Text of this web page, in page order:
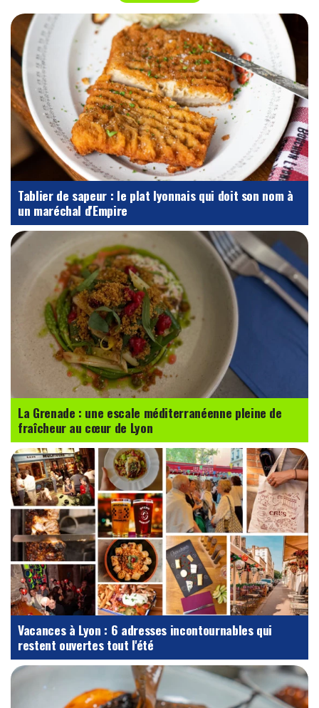
Tablier de sapeur : le plat lyonnais qui doit son nom à
un maréchal d'Empire
La Grenade : une escale méditerranéenne pleine de
fraîcheur au cœur de Lyon
Vacances à Lyon : 6 adresses incontournables qui
restent ouvertes tout l'été